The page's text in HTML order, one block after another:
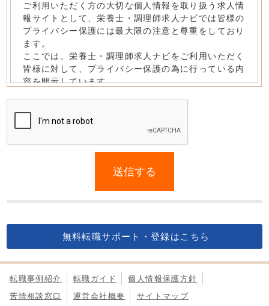
this
送信する
無料転職サポート・登録はこちら
転職事例紹介 転職ガイド
個人情報保護方針
苦情相談窓口
運営会社概要 サイトマップ